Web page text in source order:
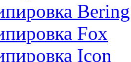
Bering
Fox
Icon